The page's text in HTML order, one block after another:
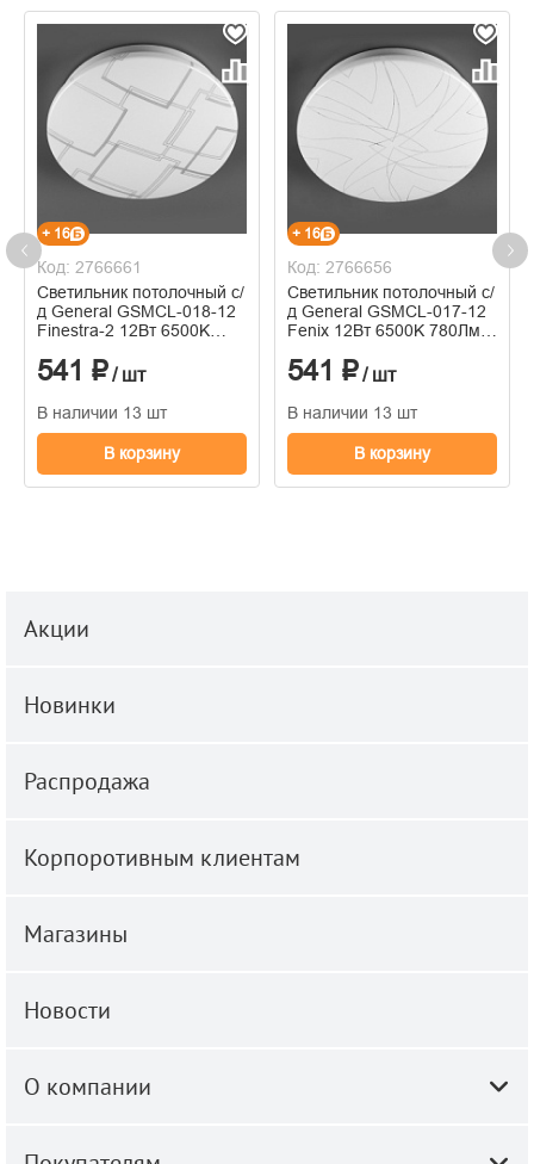
+ 16
Код: 2766661
Светильник потолочный с/
д General GSMCL-018-12
Finestra-2 12Вт 6500K
541 ₽/ шт
В наличии 13 шт
В корзину
+ 16
Код: 2766656
Светильник потолочный с/
д General GSMCL-017-12
Fenix 12Вт 6500K 780Лм
541 ₽/ шт
В наличии 13 шт
В корзину
Акции
Новинки
Распродажа
Корпоротивным клиентам
Магазины
Новости
О компании